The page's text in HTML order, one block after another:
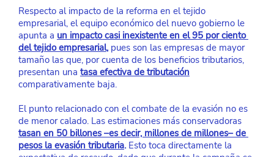
Respecto al impacto de la reforma en el tejido
empresarial, el equipo económico del nuevo gobierno le
apunta a un impacto casi inexistente en el 95 por ciento
del tejido empresarial, pues son las empresas de mayor
tamaño las que, por cuenta de los beneficios tributarios,
presentan una tasa efectiva de tributación
comparativamente baja.
El punto relacionado con el combate de la evasión no es
de menor calado. Las estimaciones más conservadoras
tasan en 50 billones –es decir, millones de millones– de
pesos la evasión tributaria. Esto toca directamente la